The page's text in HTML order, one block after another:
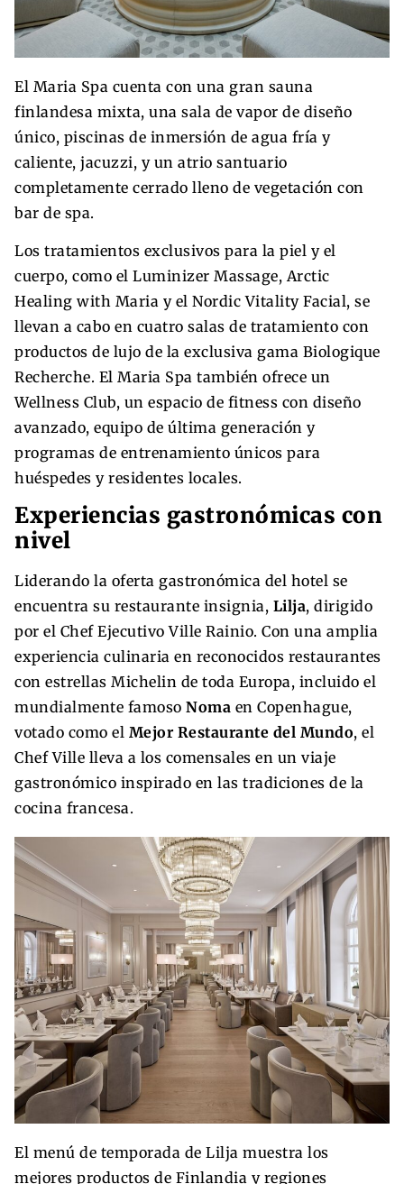
El Maria Spa cuenta con una gran sauna
finlandesa mixta, una sala de vapor de diseño
único, piscinas de inmersión de agua fría y
caliente, jacuzzi, y un atrio santuario
completamente cerrado lleno de vegetación con
bar de spa.
Los tratamientos exclusivos para la piel y el
cuerpo, como el Luminizer Massage, Arctic
Healing with Maria y el Nordic Vitality Facial, se
llevan a cabo en cuatro salas de tratamiento con
productos de lujo de la exclusiva gama Biologique
Recherche. El Maria Spa también ofrece un
Wellness Club, un espacio de fitness con diseño
avanzado, equipo de última generación y
programas de entrenamiento únicos para
huéspedes y residentes locales.
Experiencias gastronómicas con
nivel
Liderando la oferta gastronómica del hotel se
encuentra su restaurante insignia, Lilja, dirigido
por el Chef Ejecutivo Ville Rainio. Con una amplia
experiencia culinaria en reconocidos restaurantes
con estrellas Michelin de toda Europa, incluido el
mundialmente famoso Noma en Copenhague,
votado como el Mejor Restaurante del Mundo, el
Chef Ville lleva a los comensales en un viaje
gastronómico inspirado en las tradiciones de la
cocina francesa.
El menú de temporada de Lilja muestra los
mejores productos de Finlandia y regiones